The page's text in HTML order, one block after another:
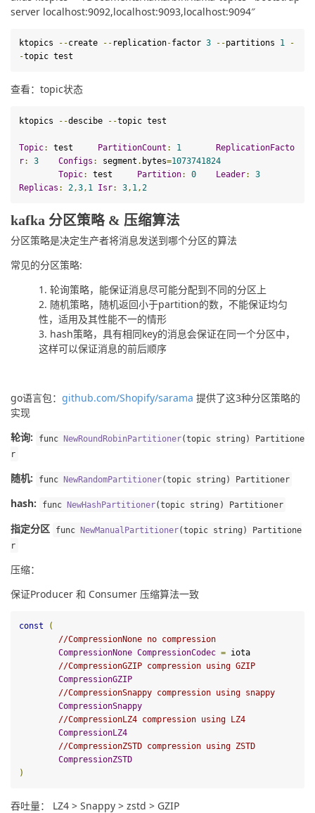
server localhost:9092,localhost:9093,localhost:9094″
ktopics --create -- replication-factor 3 --partitions 1
-
-topic test
查看：topic状态
ktopics --descibe --topic test
Topic: test PartitionCount : 1
ReplicationFacto
r: 3 Configs : segment . bytes=1073741824
Topic: test Partition: 0 Leader:
3
Replicas : 2,3, 1 Isr: 3, 1,2
kafka 分区策略 & 压缩算法
分区策略是决定生产者将消息发送到哪个分区的算法
常见的分区策略:
轮询策略，能保证消息尽可能分配到不同的分区上
随机策略，随机返回小于partition的数，不能保证均匀
性，适用及其性能不一的情形
hash策略，具有相同key的消息会保证在同一个分区中，
这样可以保证消息的前后顺序
go语言包： github.com/Shopify/sarama 提供了这3种分区策略的
实现
轮询:
func NewRoundRobinPartitioner(topic string )
Partitione
r
随机: func NewRandomPartitioner(topic string ) Partitioner
hash: func NewHashPartitioner(topic string ) Partitioner
指定分区 func NewManualPartitioner(topic string )
Partitione
r
压缩：
保证Producer 和 Consumer 压缩算法一致
const
(
//CompressionNone no compression
CompressionNone CompressionCodec = iota
//CompressionGZIP compression using GZIP
CompressionGZIP
//CompressionSnappy compression using snappy
CompressionSnappy
//CompressionLZ4 compression using LZ4
CompressionLZ4
//CompressionZSTD compression using ZSTD
CompressionZSTD
)
吞吐量： LZ4 > Snappy > zstd > GZIP